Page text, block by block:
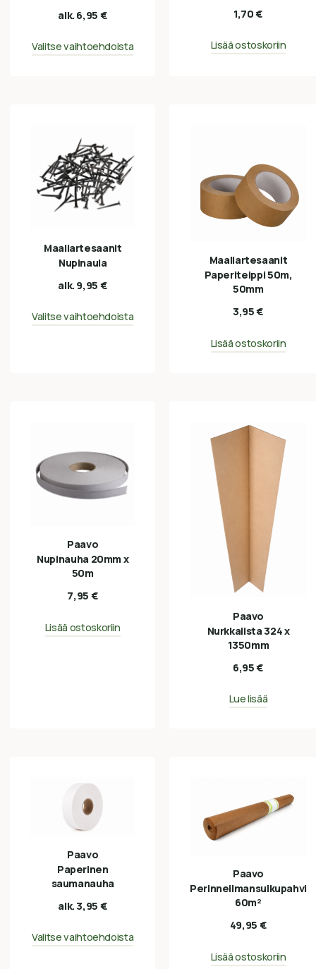
alk. 6,95 €
Valitse vaihtoehdoista
1,70€
Lisää ostoskoriin
Maaliartesaanit
Nupinaula
alk. 9,95 €
Valitse vaihtoehdoista
Maaliartesaanit
Paperiteippi 50m,
50mm
3,95€
Lisää ostoskoriin
Paavo
Nupinauha 20mm x
50m
7,95 €
Lisää ostoskoriin
Paavo
Nurkkalista 324 x
1350mm
6,95€
Lue lisää
Paavo
Paperinen
saumanauha
alk.3,95 €
Valitse vaihtoehdoista
Paavo
Perinneilmansulkupahvi
60m²
49,95 €
Lisää ostoskoriin